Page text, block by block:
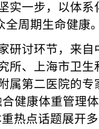
实一步，以体
全周期生命健康
研讨环节，来
所、上海市卫
属第二医院的专
健康体重管理
热点话题展开